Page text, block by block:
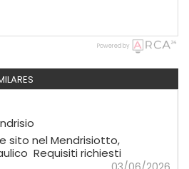
Powered by
sito nel Mendrisiotto,
Requisiti richiesti
in cantiere -